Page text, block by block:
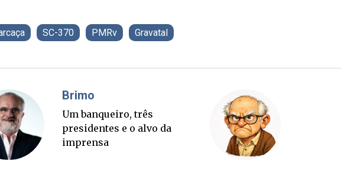
SC-370 PMRv Gravatal
Cláudio Prisco Paraíso
Sorte lançada e tabuleiro
sucessório completo para
outubro